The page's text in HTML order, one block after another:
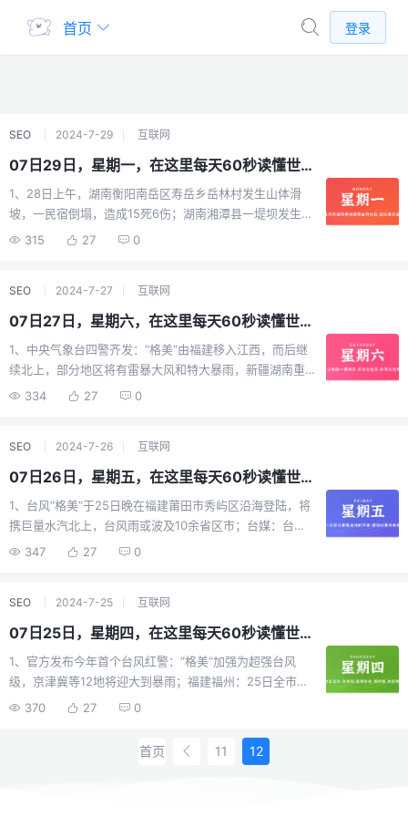
首页 登录
SEO 2024-7-29 互联网
07日29日，星期一，在这里每天60秒读懂世界！
1、28日上午，湖南衡阳南岳区寿岳乡岳林村发生山体滑
坡，一民宿倒塌，造成15死6伤；湖南湘潭县一堤坝发生险
情，决口已发展至50多米，3100余名群众紧急转移；2、
涝灾害，形势危急！临江市紧急发通知：全市三层以下居
民、平房居民往高处转移；4、据不完全统计：去年全年，
沪深两市合计有10家上市公司大股东离婚。而今年前7个
月，就已有12只A股大股东闹离婚，分手费超63亿，数量
呈上升之势；5、沙县小吃文旅集团董事长童友健被查！涉
嫌严重职务违法，原副总两个多月前落马；6、恒大汽车：
治污！塞纳河水质仍“不达标“，原定28日举行的铁人三项
游泳训练取消；8、英国首相办公室：评估结果显示英国已
长会议，签署“安全合作框架协议“，或是为了“应对中国“；
10、日本：已与美国签署30亿日元“爱国者“导弹出售协
议；11、马来西亚：申请加入金砖国家；12、特朗普：比
白宫，会将比特币列为美国战略储备资产;13、普京：如美
14、当地28日，以军对加沙南部汗尤尼斯发动空袭，造成
包括儿童妇女在内的13人死亡；15、以色列称黎巴嫩真主
党袭击戈兰高地致12死30伤，扬言报复，黎真主党否认袭
色列正面临一场“全面战争“；联合国官员呼吁黎以保持克
制，避免冲突扩大；【微语】有些煎熬需要独自面对。过
去了，回头看，不过一阵轻风；过不去，那么看看风蚀过
315 27 0
SEO 2024-7-27 互联网
07日27日，星期六，在这里每天60秒读懂世界！
1、中央气象台四警齐发：“格美“由福建移入江西，而后继
续北上，部分地区将有雷暴大风和特大暴雨，新疆湖南重
庆等局地可达40℃以上；2、外交部证实：王毅外长将在
首例成功案例，男性“怀孕“或成现实；4、实行不过半年有
余，淘宝松绑“仅退款“，给予商家更多自主处置权：既要用
户为先、也不想与商家离心；5、台媒：截至26日14时，
“格美“累计已造成7死1失踪785伤；台风“格美“在菲律宾已
致33人死亡，超130万人受灾，21万多人流离失所；6、中
信建投18岁实习生高调“炫富“泄露多个IPO项目资料，中信
持，哈里斯发文回应：对我意义重大；8、OpenAI宣布推
出搜索引擎测试版“SearchGPT“，目标直指谷歌，谷歌股
现场响起嘘声并出现大量巴勒斯坦国旗，以色列球迷奥运
赛后遭遇大规模攻击；10、外媒：中东地区遭高温炙烤，
多地气温突破50摄氏度。联合国：呼吁采取全球行动应对
其余16人获救，140万升燃料恐泄漏，或将成为菲史上最大
334 27 0
SEO 2024-7-26 互联网
07日26日，星期五，在这里每天60秒读懂世界！
1、台风“格美“于25日晚在福建莆田市秀屿区沿海登陆，将
携巨量水汽北上，台风雨或波及10余省区市；台媒：台风
“格美“在台已造成3死380伤。目前“格美“已远离台湾地
买新能源车补贴2万元，买2.0升及以下排量燃油车补贴1.5
万元；3、五大行下调存款挂牌利率：二年、三年、五年均
下调20基点，分别为1.45%、1.75%、1.8%，100万存5年
利息少1万；4、国内成品油价25日晚下调：92、95号汽
油、0号柴油每升分别下调0.11元、0.12元、0.12元，加满
一箱可少花约5.5元；5、陕西宝鸡快速干线一桥面倾覆塌
因受洪水冲刷造成；6、福建龙岩市闽西野生动物保护园一
蟒蛇出逃仍未找到，73岁动物园园长：开园28年，每月成
347 27 0
SEO 2024-7-25 互联网
07日25日，星期四，在这里每天60秒读懂世界！
1、官方发布今年首个台风红警：“格美“加强为超强台风
级，京津冀等12地将迎大到暴雨；福建福州：25日全市停
工停产停课休市；台媒：台风“格美“在台已致2死201伤，
部：严格禁止下乡利用农村宅基地建设别墅和私人会馆，
严禁给退休回乡干部职工分宅基地建房；3、自然资源部：
370 27 0
首页 11 12